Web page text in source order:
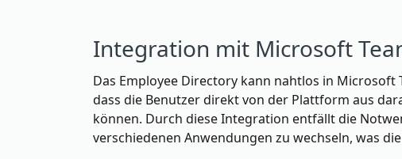
Integration mit Microsoft
Das Employee Directory kann nahtlos in Microsoft
dass die Benutzer direkt von der Plattform aus
können. Durch diese Integration entfällt die
verschiedenen Anwendungen zu wechseln, was